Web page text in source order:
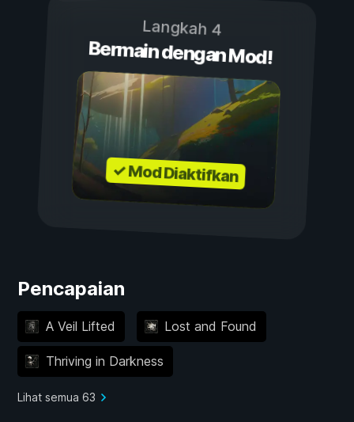
Langkah 4
Bermain dengan Mod!
✓ Mod Diaktifkan
Pencapaian
A Veil Lifted Lost and Found
Thriving in Darkness
Lihat semua 63